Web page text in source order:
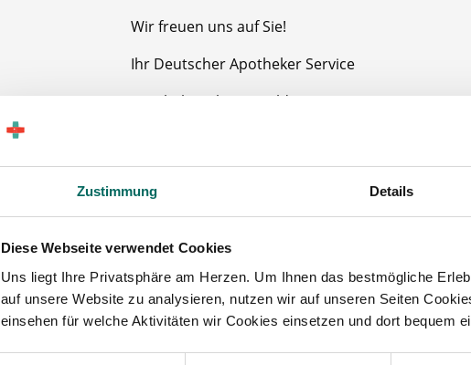
Zustimmung Details
Diese Webseite verwendet Cookies
Uns liegt Ihre Privatsphäre am Herzen. Um Ihnen das bestmögliche
auf unsere Website zu analysieren, nutzen wir auf unseren Seiten
einsehen für welche Aktivitäten wir Cookies einsetzen und dort bequem
Wir freuen uns auf Sie!
Ihr Deutscher Apotheker Service
Apotheke Schwarzwald-Baar-Kreis
Jetzt kostenlos Details
Momentan interessieren sich7 Besucherfür
PTA